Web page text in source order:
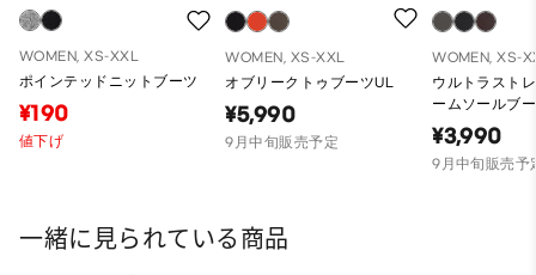
WOMEN, XS-XXL
ポインテッドニットブーツ
¥190
値下げ
WOMEN, XS-XXL
オブリークトゥブーツUL
¥5,990
9月中旬販売予定
WOMEN, XS-
ウルトラスト
ームソールブ
¥3,990
9月中旬販売予
一緒に見られている商品